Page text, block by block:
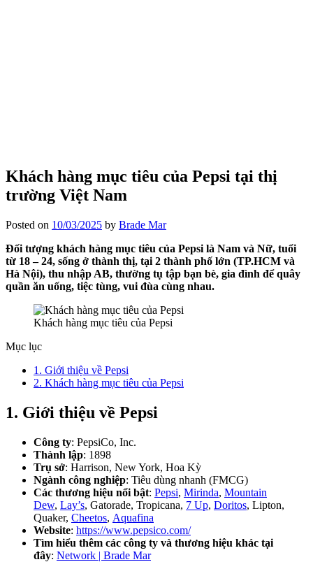
Khách hàng mục tiêu của Pepsi tại thị
trường Việt Nam
Posted on 10/03/2025 by Brade Mar
Đối tượng khách hàng mục tiêu của Pepsi là Nam và Nữ, tuổi
từ 18 – 24, sống ở thành thị, tại 2 thành phố lớn (TP.HCM và
Hà Nội), thu nhập AB, thường tụ tập bạn bè, gia đình để quây
quần ăn uống, tiệc tùng, vui đùa cùng nhau.
Khách hàng mục tiêu của Pepsi
Mục lục
1. Giới thiệu về Pepsi
2. Khách hàng mục tiêu của Pepsi
1. Giới thiệu về Pepsi
Công ty: PepsiCo, Inc.
Thành lập: 1898
Trụ sở: Harrison, New York, Hoa Kỳ
Ngành công nghiệp: Tiêu dùng nhanh (FMCG)
Các thương hiệu nổi bật: Pepsi, Mirinda, Mountain
Dew, Lay’s, Gatorade, Tropicana, 7 Up, Doritos, Lipton,
Quaker, Cheetos, Aquafina
Website: https://www.pepsico.com/
Tìm hiểu thêm các công ty và thương hiệu khác tại
đây: Network | Brade Mar